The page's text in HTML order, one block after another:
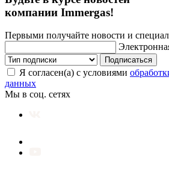
компании Immergas!
Первыми получайте новости и
Подписаться
Я согласен(а) с условиями
данных
Мы в соц. сетях